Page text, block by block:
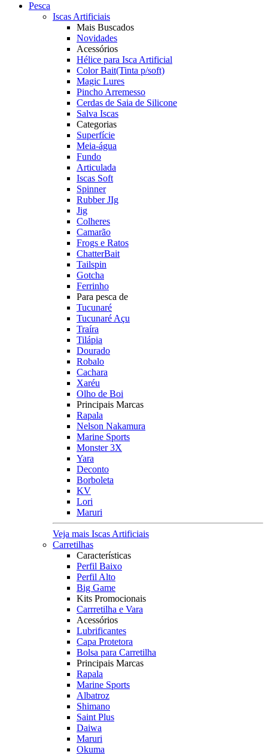
Pesca
Iscas Artificiais
Mais Buscados
Novidades
Acessórios
Hélice para Isca Artificial
Color Bait(Tinta p/soft)
Magic Lures
Pincho Arremesso
Cerdas de Saia de Silicone
Salva Iscas
Categorias
Superfície
Meia-água
Fundo
Articulada
Iscas Soft
Spinner
Rubber JIg
Jig
Colheres
Camarão
Frogs e Ratos
ChatterBait
Tailspin
Gotcha
Ferrinho
Para pesca de
Tucunaré
Tucunaré Açu
Traíra
Tilápia
Dourado
Robalo
Cachara
Xaréu
Olho de Boi
Principais Marcas
Rapala
Nelson Nakamura
Marine Sports
Monster 3X
Yara
Deconto
Borboleta
KV
Lori
Maruri
Veja mais Iscas Artificiais
Carretilhas
Características
Perfil Baixo
Perfil Alto
Big Game
Kits Promocionais
Carrretilha e Vara
Acessórios
Lubrificantes
Capa Protetora
Bolsa para Carretilha
Principais Marcas
Rapala
Marine Sports
Albatroz
Shimano
Saint Plus
Daiwa
Maruri
Okuma